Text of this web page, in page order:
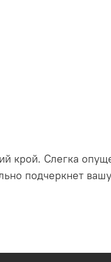
крой. Слегка
подчеркнет